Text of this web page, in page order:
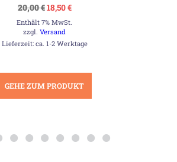
20,00€Ursprünglicher
Preis
war:
20,00 €
18,50€Aktueller
ist:
Enthält 7% MwSt.
zzgl.Versand
Lieferzeit: ca. 1-2 Werktage
GEHE ZUM PRODUKT